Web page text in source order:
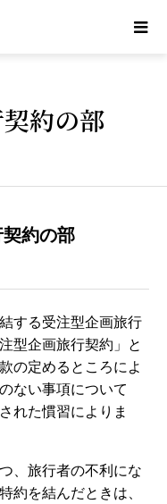
約の部
約の部
する受注型企画旅行
型企画旅行契約」と
の定めるところによ
ない事項について
れた慣習によりま
、旅行者の不利にな
約を結んだときは、